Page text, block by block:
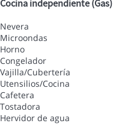
Cocina independiente (Gas)
Nevera
Microondas
Horno
Congelador
Vajilla/Cubertería
Utensilios/Cocina
Cafetera
Tostadora
Hervidor de agua